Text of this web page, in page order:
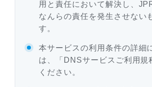
用と責任において解決し、
なんらの責任を発生させない
す。
本サービスの利用条件の詳細
は、「DNSサービスご利用規
ください。